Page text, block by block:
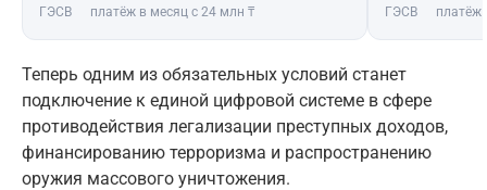
ГЭСВ платёж в месяц с 24 млн ₸ ГЭСВ платёж
Теперь одним из обязательных условий станет
подключение к единой цифровой системе в сфере
противодействия легализации преступных доходов,
финансированию терроризма и распространению
оружия массового уничтожения.